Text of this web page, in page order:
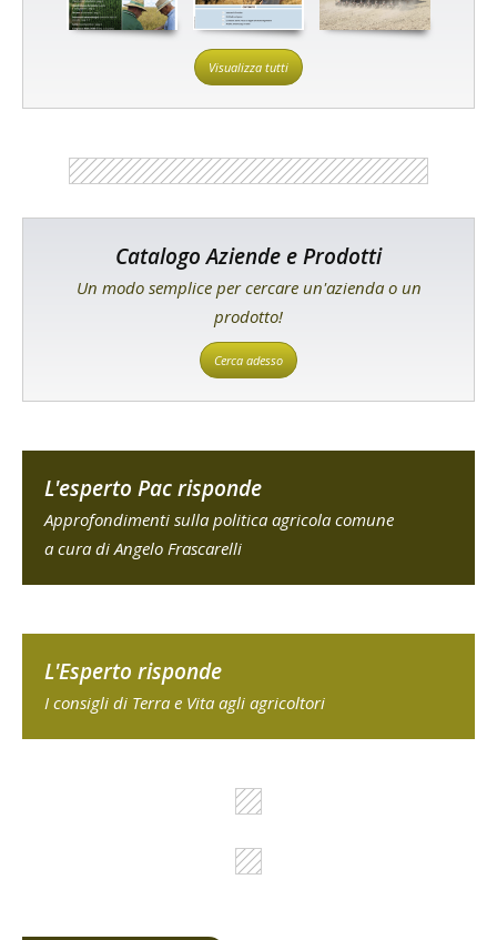
Visualizza tutti
Catalogo Aziende e Prodotti
Un modo semplice per cercare un'azienda o un
prodotto!
Cerca adesso
L'esperto Pac risponde
Approfondimenti sulla politica agricola comune
a cura di Angelo Frascarelli
L'Esperto risponde
I consigli di Terra e Vita agli agricoltori